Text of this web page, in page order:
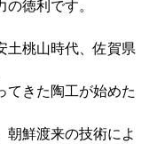
徳利です。
土桃山時代、佐賀県
てきた陶工が始めた
朝鮮渡来の技術によ